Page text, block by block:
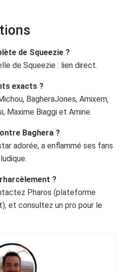
de Squeezie ?
de Squeezie : lien direct.
exacts ?
BagheraJones, Amixem,
Maxime Biaggi et Amine.
Baghera ?
adorée, a enflammé ses fans
?
Pharos (plateforme
et consultez un pro pour le